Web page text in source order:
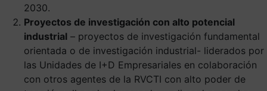
2030.
Proyectos de investigación con alto potencial
industrial – proyectos de investigación fundamental
orientada o de investigación industrial- liderados por
las Unidades de I+D Empresariales en colaboración
con otros agentes de la RVCTI con alto poder de